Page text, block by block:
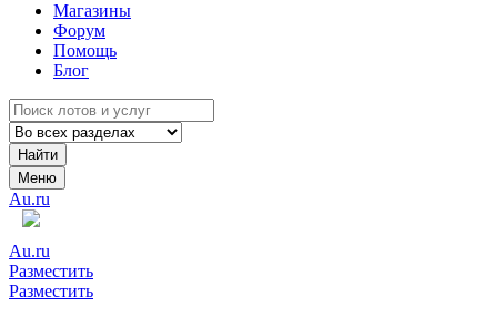
Магазины
Форум
Помощь
Блог
Найти
Меню
Au.ru
Au.ru
Разместить
Разместить